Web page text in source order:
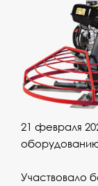
21 февраля
Участвовало